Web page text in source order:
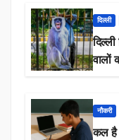
दिल्ली
नौकरी
कल है